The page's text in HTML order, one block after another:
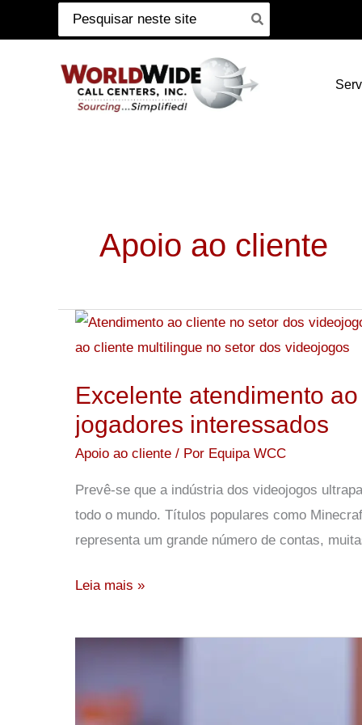
para
Pesquisar
por:
Apoio ao cliente
Excelente atendimento
jogadores interessados
Apoio ao cliente / Por Equipa WCC
Prevê-se que a indústria dos videojogos
todo o mundo. Títulos populares como
representa um grande número de contas,
Excelente
atendimento
cliente
no
setor
jogos:
estratégias
para
Leia mais »